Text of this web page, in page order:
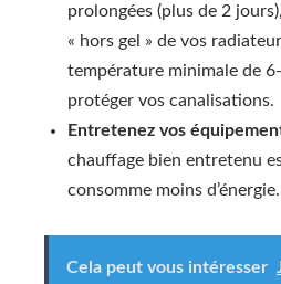
prolongées (plus de 2
« hors gel » de vos
température minimale de
protéger vos canalisations.
Entretenez vos
chauffage bien entretenu
consomme moins d’énergie.
Cela peut vous intéresser